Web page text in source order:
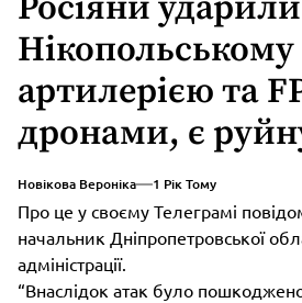
Росіяни
артилерією та
дронами, є
Новікова Вероніка 1 Рік Тому
Про це у своєму Телеграмі
начальник Дніпропетровської
адміністрації.
“Внаслідок атак було